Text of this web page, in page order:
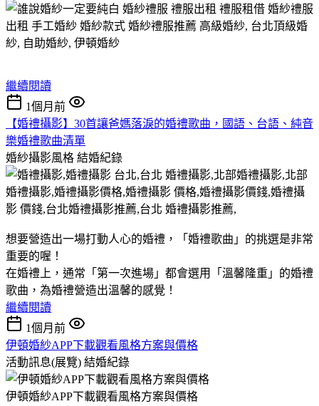
繼續閱讀
1個月前
【婚禮攝影】30首讓爸媽落淚的婚禮歌曲，國語、台語、純音
樂婚禮歌曲清單
婚紗攝影風格 結婚紀錄
想要營造出一場打動人心的婚禮，「婚禮歌曲」的挑選是非常
重要的喔！
在婚禮上，通常「第一次進場」都會選用「溫馨隆重」的婚禮
歌曲，為婚禮營造出溫馨的感覺！
繼續閱讀
1個月前
伊頓婚紗APP下載觀看風格方案與價格
活動訊息(展覽) 結婚紀錄
伊頓婚紗APP下載觀看風格方案與價格